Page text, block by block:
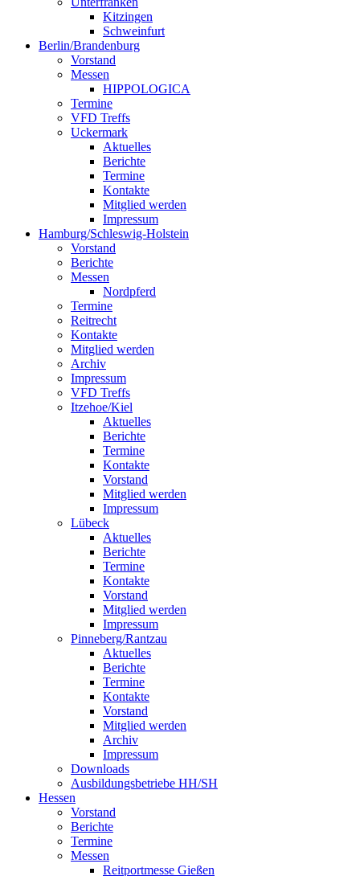
Kitzingen
Schweinfurt
Berlin/Brandenburg
Vorstand
Messen
HIPPOLOGICA
Termine
VFD Treffs
Uckermark
Aktuelles
Berichte
Termine
Kontakte
Mitglied werden
Impressum
Hamburg/Schleswig-Holstein
Vorstand
Berichte
Messen
Nordpferd
Termine
Reitrecht
Kontakte
Mitglied werden
Archiv
Impressum
VFD Treffs
Itzehoe/Kiel
Aktuelles
Berichte
Termine
Kontakte
Vorstand
Mitglied werden
Impressum
Lübeck
Aktuelles
Berichte
Termine
Kontakte
Vorstand
Mitglied werden
Impressum
Pinneberg/Rantzau
Aktuelles
Berichte
Termine
Kontakte
Vorstand
Mitglied werden
Archiv
Impressum
Downloads
Ausbildungsbetriebe HH/SH
Hessen
Vorstand
Berichte
Termine
Messen
Reitportmesse Gießen